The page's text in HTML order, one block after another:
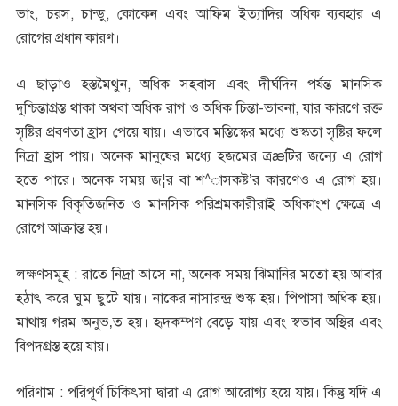
ভাং, চরস, চান্ডু, কোকেন এবং আফিম ইত্যাদির অধিক ব্যবহার এ
রোগের প্রধান কারণ।
এ ছাড়াও হস্তমৈথুন, অধিক সহবাস এবং দীর্ঘদিন পর্যন্ত মানসিক
দুশ্চিন্তাগ্রস্ত থাকা অথবা অধিক রাগ ও অধিক চিন্তা-ভাবনা, যার কারণে রক্ত
সৃষ্টির প্রবণতা হ্রাস পেয়ে যায়। এভাবে মস্তিস্কের মধ্যে শুস্কতা সৃষ্টির ফলে
নিদ্রা হ্রাস পায়। অনেক মানুষের মধ্যে হজমের ত্রæটির জন্যে এ রোগ
হতে পারে। অনেক সময় জ¦র বা শ^াসকষ্ট’র কারণেও এ রোগ হয়।
মানসিক বিকৃতিজনিত ও মানসিক পরিশ্রমকারীরাই অধিকাংশ ক্ষেত্রে এ
রোগে আক্রান্ত হয়।
লক্ষণসমূহ : রাতে নিদ্রা আসে না, অনেক সময় ঝিমানির মতো হয় আবার
হঠাৎ করে ঘুম ছুটে যায়। নাকের নাসারন্দ্র শুস্ক হয়। পিপাসা অধিক হয়।
মাথায় গরম অনুভ‚ত হয়। হৃদকম্পণ বেড়ে যায় এবং স্বভাব অস্থির এবং
বিপদগ্রস্ত হয়ে যায়।
পরিণাম : পরিপূর্ণ চিকিৎসা দ্বারা এ রোগ আরোগ্য হয়ে যায়। কিন্তু যদি এ